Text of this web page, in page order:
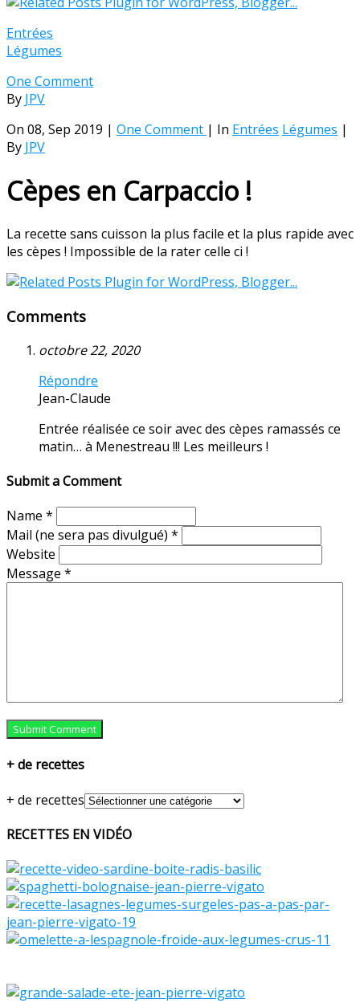
Entrées
Légumes
One Comment
By JPV
On 08, Sep 2019 | One Comment | In Entrées Légumes |
By JPV
Cèpes en Carpaccio !
La recette sans cuisson la plus facile et la plus rapide avec
les cèpes ! Impossible de la rater celle ci !
Comments
octobre 22, 2020
Répondre
Jean-Claude
Entrée réalisée ce soir avec des cèpes ramassés ce
matin… à Menestreau !!! Les meilleurs !
Submit a Comment
Name *
Mail (ne sera pas divulgué) *
Website
Message *
+ de recettes
+ de recettes
RECETTES EN VIDÉO